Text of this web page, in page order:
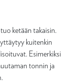
ketään takaisin.
kuitenkin
Esimerkiksi
tonnin ja